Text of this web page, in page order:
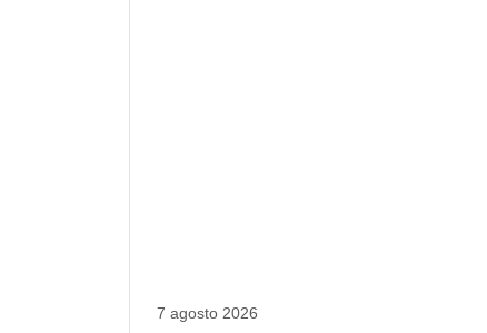
7 agosto 2026